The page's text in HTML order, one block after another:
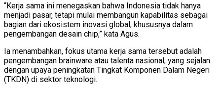
“Kerja sama ini menegaskan bahwa Indonesia tidak hanya
menjadi pasar, tetapi mulai membangun kapabilitas sebagai
bagian dari ekosistem inovasi global, khususnya dalam
pengembangan desain chip,” kata Agus.
Ia menambahkan, fokus utama kerja sama tersebut adalah
pengembangan brainware atau talenta nasional, yang sejalan
dengan upaya peningkatan Tingkat Komponen Dalam Negeri
(TKDN) di sektor teknologi.